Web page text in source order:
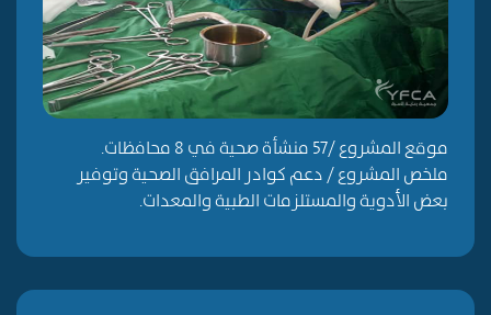
موقع المشروع /57 منشأة صحية في 8 محافظات.
ملخص المشروع/ دعم كوادر المرافق الصحية وتوفير
بعض الأدوية والمستلزمات الطبية والمعدات.